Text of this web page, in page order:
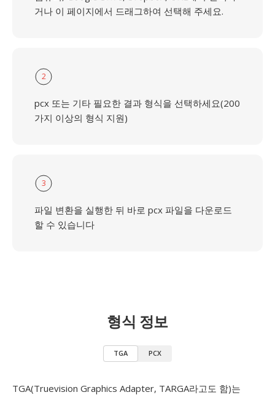
거나 이 페이지에서 드래그하여 선택해 주세요.
2
pcx 또는 기타 필요한 결과 형식을 선택하세요(200
가지 이상의 형식 지원)
3
파일 변환을 실행한 뒤 바로 pcx 파일을 다운로드
할 수 있습니다
형식 정보
TGA PCX
TGA(Truevision Graphics Adapter, TARGA라고도 함)는